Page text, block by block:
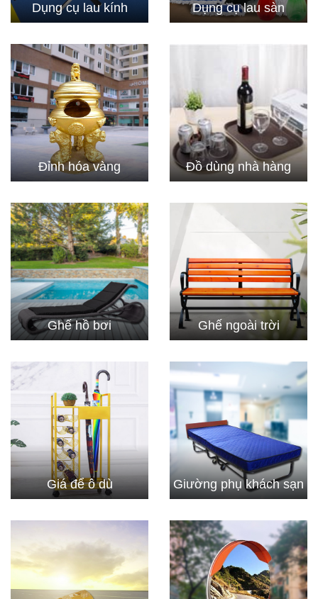
Dụng cụ lau kính Dụng cụ lau sàn
Đỉnh hóa vàng Đồ dùng nhà hàng
Ghế hồ bơi Ghế ngoài trời
Giá để ô dù Giường phụ khách sạn